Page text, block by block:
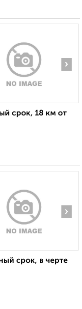
›
срок, 18 км от
›
срок, в черте